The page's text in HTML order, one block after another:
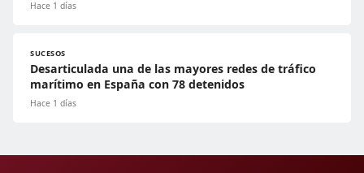
Hace 1 días
SUCESOS
Desarticulada una de las mayores redes de tráfico
marítimo en España con 78 detenidos
Hace 1 días